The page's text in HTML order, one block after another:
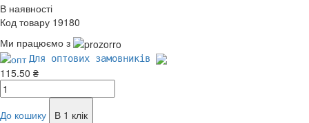
В наявності
Код товару 19180
Ми працюємо з
Для оптових замовників
115.50 ₴
До кошику
В 1 клік